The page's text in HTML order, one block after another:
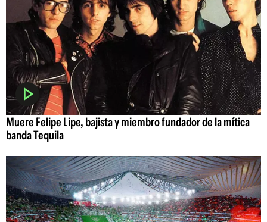
Muere Felipe Lipe, bajista y miembro fundador de la mítica
banda Tequila